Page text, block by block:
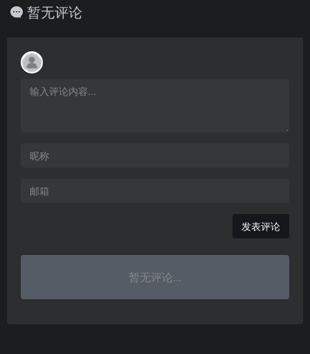
暂无评论
发表评论
暂无评论...